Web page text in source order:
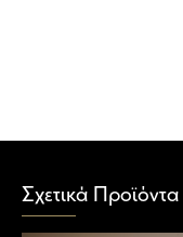
Σχετικά Προϊόντα